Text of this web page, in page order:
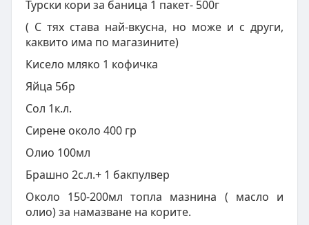
Турски кори за баница 1 пакет- 500г
( С тях става най-вкусна, но може и с други,
каквито има по магазините)
Кисело мляко 1 кофичка
Яйца 5бр
Сол 1к.л.
Сирене около 400 гр
Олио 100мл
Брашно 2с.л.+ 1 бакпулвер
Около 150-200мл топла мазнина ( масло и
олио) за намазване на корите.